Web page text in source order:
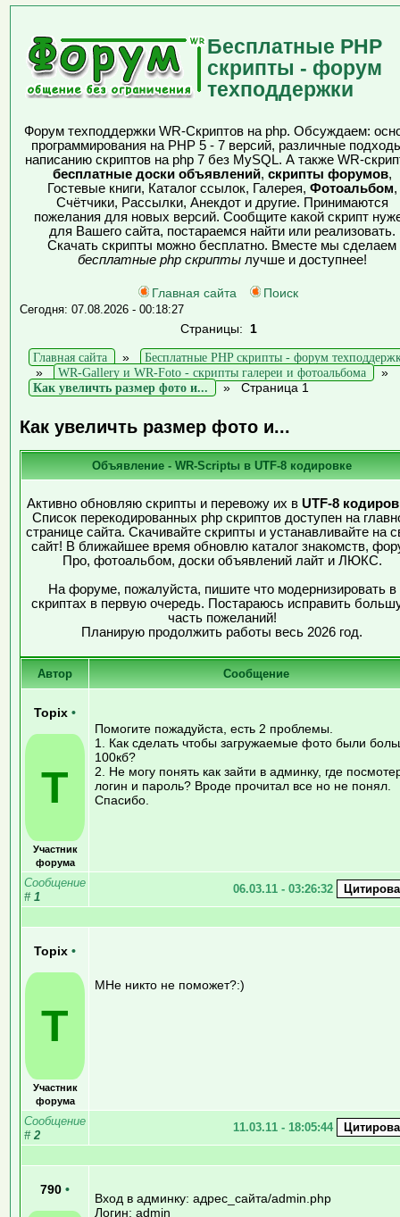
Бесплатные PHP
скрипты - форум
техподдержки
Форум техподдержки WR-Скриптов на php. Обсуждаем:
программирования на PHP 5 - 7 версий, различные
написанию скриптов на php 7 без MySQL. А также WR-
бесплатные доски объявлений, скрипты форумов,
Гостевые книги, Каталог ссылок, Галерея, Фотоальбом,
Счётчики, Рассылки, Анекдот и другие. Принимаются
пожелания для новых версий. Сообщите какой скрипт
для Вашего сайта, постараемся найти или реализовать.
Скачать скрипты можно бесплатно. Вместе мы сделаем
бесплатные php скриптылучше и доступнее!
Главная сайта Поиск
Сегодня: 07.08.2026 - 00:18:27
Страницы: 1
Главная сайта
»
Бесплатные PHP скрипты - форум
»
WR-Gallery и WR-Foto - скрипты галереи и фотоальбома
»
Как увеличть размер фото и...
» Страница 1
Как увеличть размер фото и...
Объявление - WR-Scriptы в UTF-8 кодировке
Активно обновляю скрипты и перевожу их в UTF-8
Список перекодированных php скриптов доступен на
странице сайта. Скачивайте скрипты и устанавливайте на
сайт! В ближайшее время обновлю каталог знакомств,
Про, фотоальбом, доски объявлений лайт и ЛЮКС.
На форуме, пожалуйста, пишите что модернизировать в
скриптах в первую очередь. Постараюсь исправить
часть пожеланий!
Планирую продолжить работы весь 2026 год.
Автор Сообщение
Topix •
T
Участник
форума
Помогите пожадуйста, есть 2 проблемы.
1. Как сделать чтобы загружаемые фото были
100кб?
2. Не могу понять как зайти в админку, где
логин и пароль? Вроде прочитал все но не понял.
Спасибо.
Сообщение
# 1
06.03.11 - 03:26:32
Topix •
T
Участник
форума
МНе никто не поможет?:)
Сообщение
# 2
11.03.11 - 18:05:44
790 •
Вход в админку: адрес_сайта/admin.php
Логин: admin